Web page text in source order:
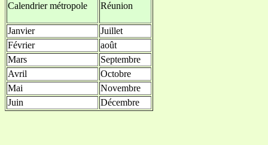
Calendrier métropole Réunion
Janvier
Juillet
Février
août
Mars
Septembre
Avril
Octobre
Mai
Novembre
Juin
Décembre